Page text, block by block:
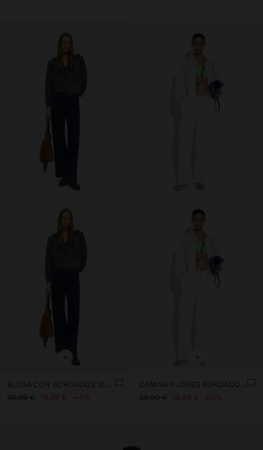
+
35,99 €
19,99 € 44%
+
39,99 €
19,99 € 50%